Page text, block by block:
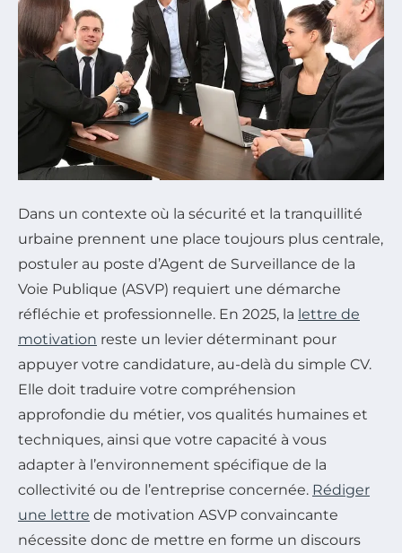
Dans un contexte où la sécurité et la tranquillité
urbaine prennent une place toujours plus centrale,
postuler au poste d’Agent de Surveillance de la
Voie Publique (ASVP) requiert une démarche
réfléchie et professionnelle. En 2025, la lettre de
motivation reste un levier déterminant pour
appuyer votre candidature, au-delà du simple CV.
Elle doit traduire votre compréhension
approfondie du métier, vos qualités humaines et
techniques, ainsi que votre capacité à vous
adapter à l’environnement spécifique de la
collectivité ou de l’entreprise concernée. Rédiger
une lettre de motivation ASVP convaincante
nécessite donc de mettre en forme un discours